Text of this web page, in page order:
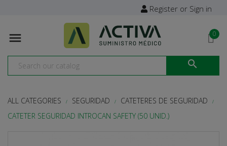
Register or Sign in
 0

ALL CATEGORIES SEGURIDAD
CATETERES DE SEGURIDAD
CATETER SEGURIDAD INTROCAN SAFETY (50 UNID.)